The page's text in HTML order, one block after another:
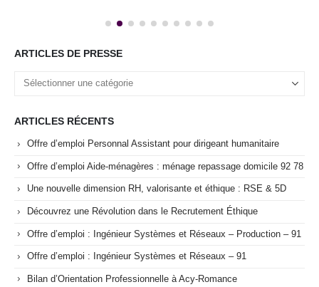
ARTICLES DE PRESSE
ARTICLES RÉCENTS
Offre d’emploi Personnal Assistant pour dirigeant humanitaire
Offre d’emploi Aide-ménagères : ménage repassage domicile 92 78
Une nouvelle dimension RH, valorisante et éthique : RSE & 5D
Découvrez une Révolution dans le Recrutement Éthique
Offre d’emploi : Ingénieur Systèmes et Réseaux – Production – 91
Offre d’emploi : Ingénieur Systèmes et Réseaux – 91
Bilan d’Orientation Professionnelle à Acy-Romance